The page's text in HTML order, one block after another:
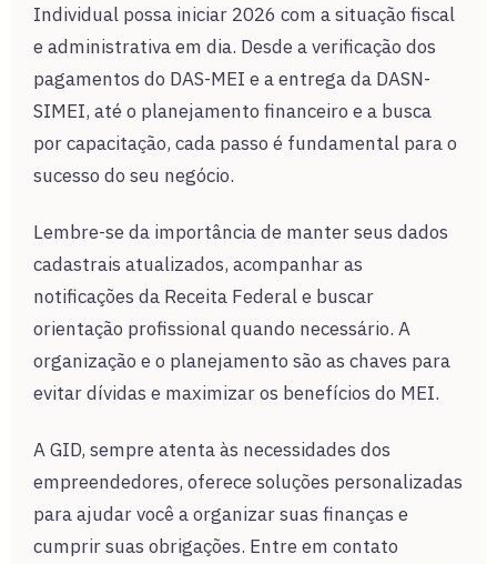
Individual possa iniciar 2026 com a situação fiscal
e administrativa em dia. Desde a verificação dos
pagamentos do DAS-MEI e a entrega da DASN-
SIMEI, até o planejamento financeiro e a busca
por capacitação, cada passo é fundamental para o
sucesso do seu negócio.
Lembre-se da importância de manter seus dados
cadastrais atualizados, acompanhar as
notificações da Receita Federal e buscar
orientação profissional quando necessário. A
organização e o planejamento são as chaves para
evitar dívidas e maximizar os benefícios do MEI.
A GID, sempre atenta às necessidades dos
empreendedores, oferece soluções personalizadas
para ajudar você a organizar suas finanças e
cumprir suas obrigações. Entre em contato